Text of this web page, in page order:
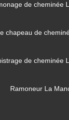
de cheminée
chapeau de
de cheminée
Ramoneur La